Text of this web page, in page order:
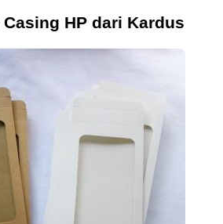
HP dari Kardus